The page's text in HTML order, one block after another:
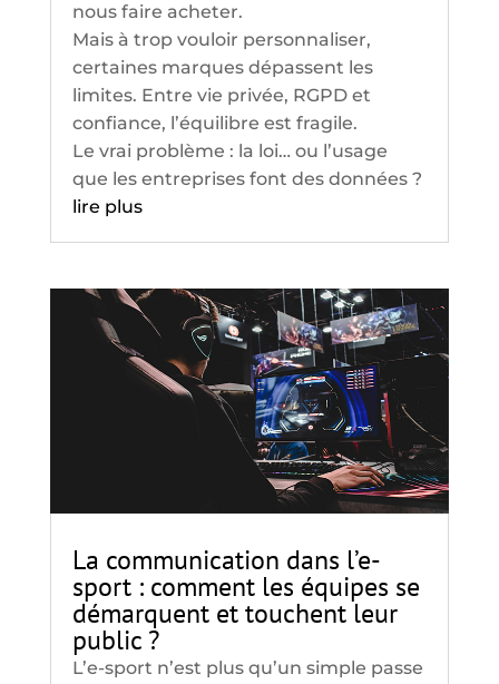
nous faire acheter.
Mais à trop vouloir personnaliser,
certaines marques dépassent les
limites. Entre vie privée, RGPD et
confiance, l’équilibre est fragile.
Le vrai problème : la loi… ou l’usage
que les entreprises font des données ?
lire plus
La communication dans l’e-
sport : comment les équipes se
démarquent et touchent leur
public ?
L’e-sport n’est plus qu’un simple passe